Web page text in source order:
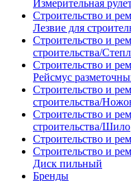
Измерительная
Строительство и
Лезвие для
Строительство и
строительства/
Строительство и
Рейсмус
Строительство и
строительства/
Строительство и
строительства/Шило
Строительство и
Строительство и
Диск пильный
Бренды